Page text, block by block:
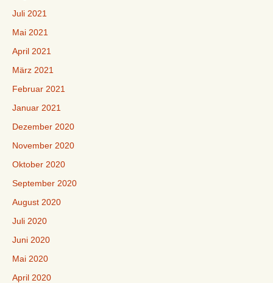
Juli 2021
Mai 2021
April 2021
März 2021
Februar 2021
Januar 2021
Dezember 2020
November 2020
Oktober 2020
September 2020
August 2020
Juli 2020
Juni 2020
Mai 2020
April 2020